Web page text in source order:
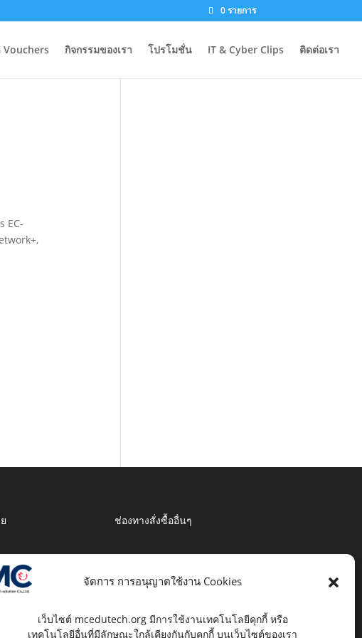
จัดการ การอนุญาตใช้งาน Cookies
เว็บไซต์ mcedutech.org มีการใช้งานเทคโนโลยีคุกกี้ หรือ
เทคโนโลยีอื่นที่มีลักษณะใกล้เคียงกันกับคุกกี้ บนเว็บไซต์ของเรา
0 รายการ
Vouchers กิจกรรมของเรา โปรโมชั่น IT & Cyber Clips ติดต่อเรา
EC-
ช่องทางสั่งซื้ออื่นๆ